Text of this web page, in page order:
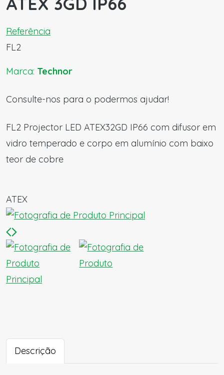
Referência
FL2
Marca: Technor
Consulte-nos para o podermos ajudar!
FL2 Projector LED ATEX32GD IP66 com difusor em
vidro temperado e corpo em alumínio com baixo
teor de cobre
ATEX
Descrição